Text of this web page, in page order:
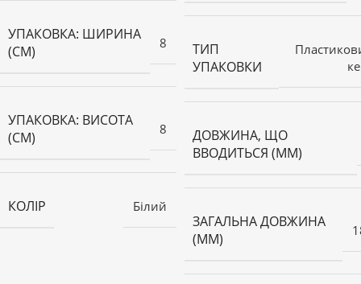
УПАКОВКА: ШИРИНА
(СМ)
8
УПАКОВКА: ВИСОТА
(СМ)
8
КОЛІР Білий
ТИП
УПАКОВКИ
ДОВЖИНА, ЩО
ВВОДИТЬСЯ (ММ)
ЗАГАЛЬНА ДОВЖИНА
(ММ)